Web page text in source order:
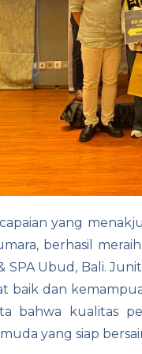
yang
berhasil
SPA Ubud, Bali.
baik dan
bahwa kualitas
yang siap